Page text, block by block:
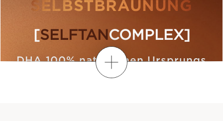
SELBSTBRÄUNUNG
[SELFTANCOMPLEX]
DHA 100% natürlichen Ursprungs
Mehr anzeigen